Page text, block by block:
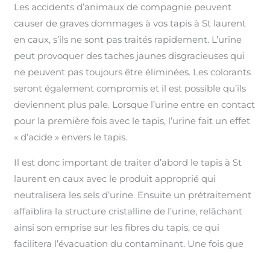
Les accidents d’animaux de compagnie peuvent
causer de graves dommages à vos tapis à St laurent
en caux, s’ils ne sont pas traités rapidement. L’urine
peut provoquer des taches jaunes disgracieuses qui
ne peuvent pas toujours être éliminées. Les colorants
seront également compromis et il est possible qu’ils
deviennent plus pale. Lorsque l’urine entre en contact
pour la première fois avec le tapis, l’urine fait un effet
« d’acide » envers le tapis.
Il est donc important de traiter d’abord le tapis à St
laurent en caux avec le produit approprié qui
neutralisera les sels d’urine. Ensuite un prétraitement
affaiblira la structure cristalline de l’urine, relâchant
ainsi son emprise sur les fibres du tapis, ce qui
facilitera l’évacuation du contaminant. Une fois que